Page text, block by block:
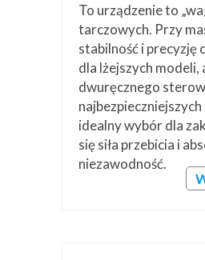
To urządzenie to
tarczowych. Przy
stabilność i precyzję
dla lżejszych modeli,
dwuręcznego
idealny wybór dla
się siła przebicia i
niezawodność.